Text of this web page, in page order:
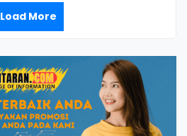
Load More